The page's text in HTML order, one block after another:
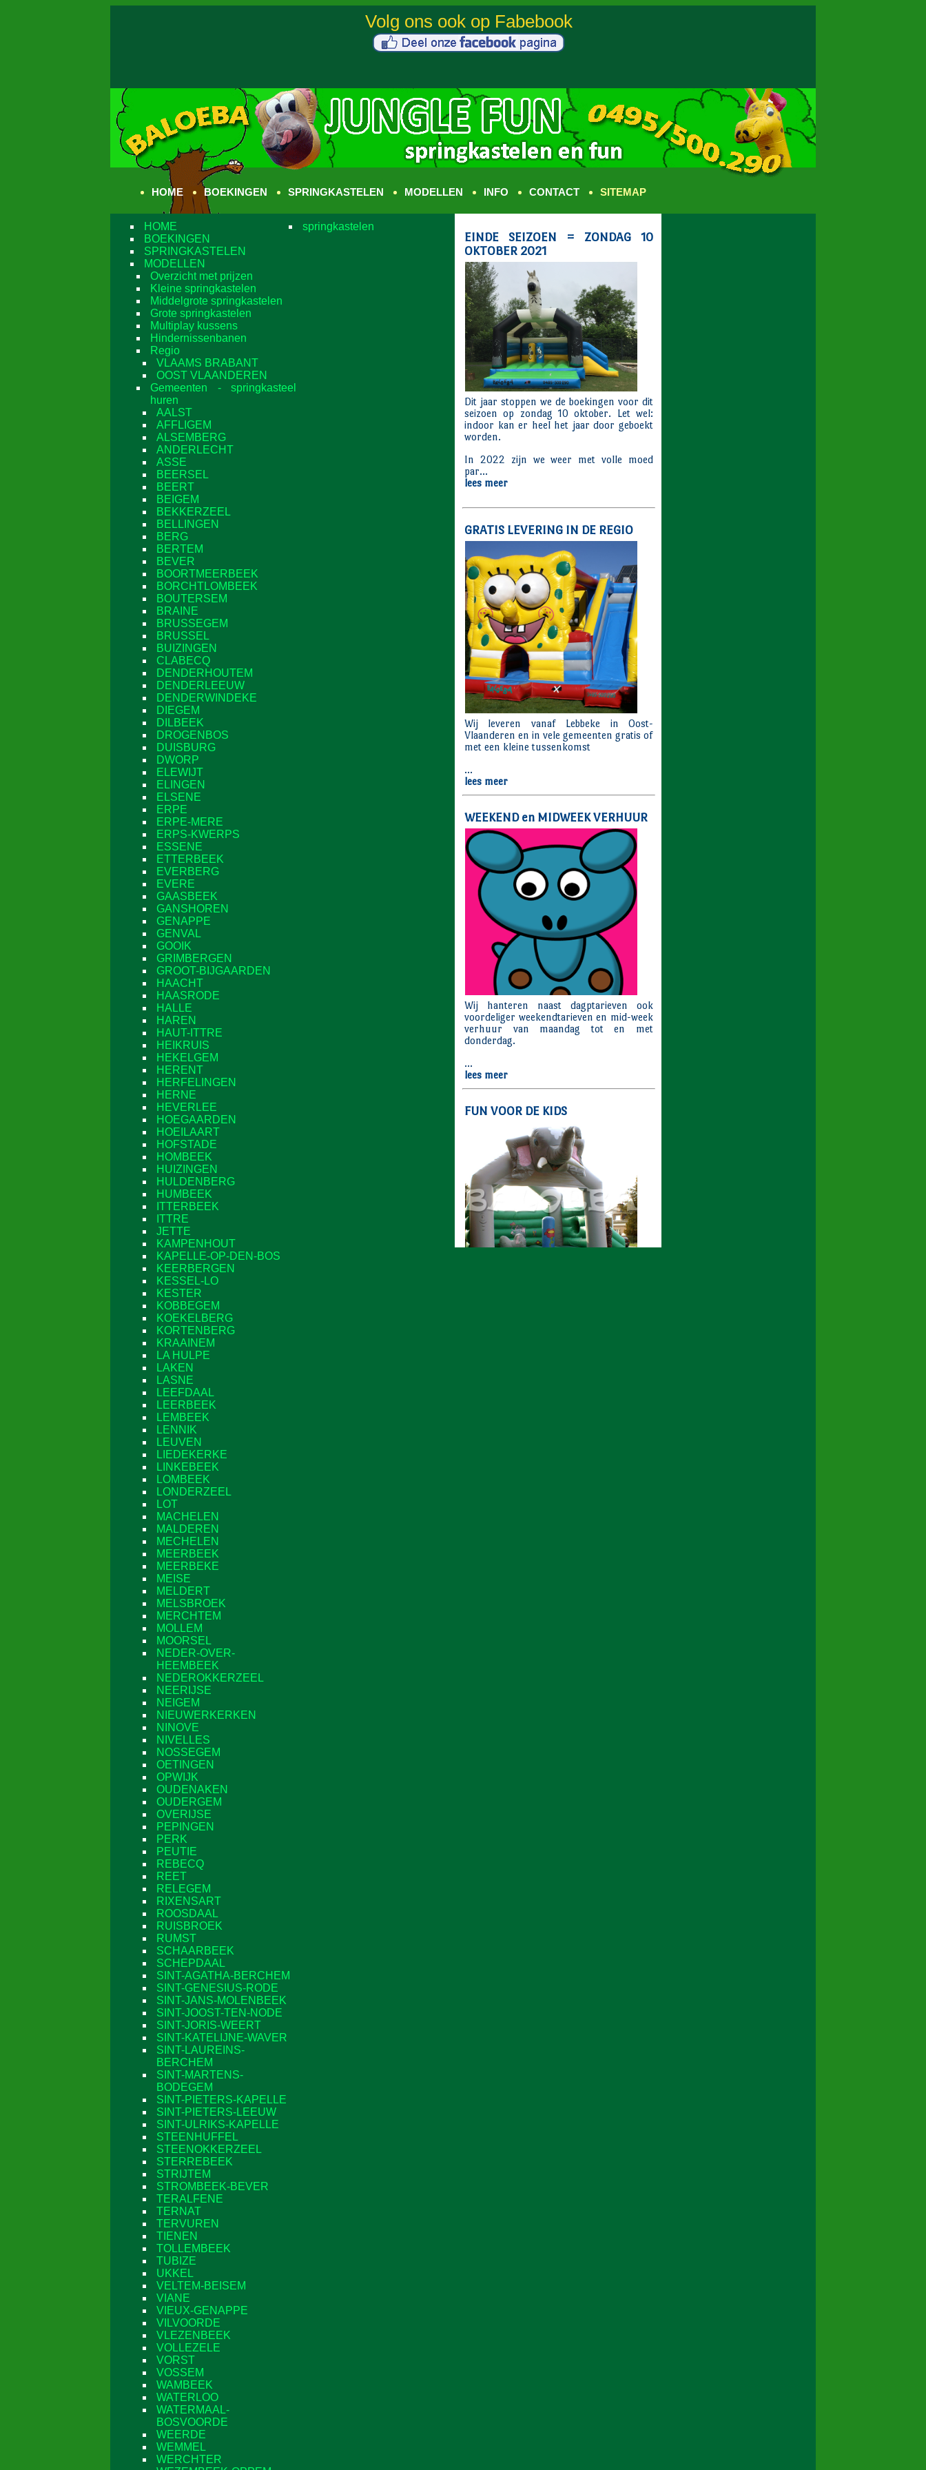
HOME BOEKINGEN SPRINGKASTELEN MODELLEN INFO CONTACT SITEMAP
HOME
BOEKINGEN
SPRINGKASTELEN
MODELLEN
Overzicht met prijzen
Kleine springkastelen
Middelgrote springkastelen
Grote springkastelen
Multiplay kussens
Hindernissenbanen
Regio
VLAAMS BRABANT
OOST VLAANDEREN
Gemeenten - springkasteel
huren
AALST
AFFLIGEM
ALSEMBERG
ANDERLECHT
ASSE
BEERSEL
BEERT
BEIGEM
BEKKERZEEL
BELLINGEN
BERG
BERTEM
BEVER
BOORTMEERBEEK
BORCHTLOMBEEK
BOUTERSEM
BRAINE
BRUSSEGEM
BRUSSEL
BUIZINGEN
CLABECQ
DENDERHOUTEM
DENDERLEEUW
DENDERWINDEKE
DIEGEM
DILBEEK
DROGENBOS
DUISBURG
DWORP
ELEWIJT
ELINGEN
ELSENE
ERPE
ERPE-MERE
ERPS-KWERPS
ESSENE
ETTERBEEK
EVERBERG
EVERE
GAASBEEK
GANSHOREN
GENAPPE
GENVAL
GOOIK
GRIMBERGEN
GROOT-BIJGAARDEN
HAACHT
HAASRODE
HALLE
HAREN
HAUT-ITTRE
HEIKRUIS
HEKELGEM
HERENT
HERFELINGEN
HERNE
HEVERLEE
HOEGAARDEN
HOEILAART
HOFSTADE
HOMBEEK
HUIZINGEN
HULDENBERG
HUMBEEK
ITTERBEEK
ITTRE
JETTE
KAMPENHOUT
KAPELLE-OP-DEN-BOS
KEERBERGEN
KESSEL-LO
KESTER
KOBBEGEM
KOEKELBERG
KORTENBERG
KRAAINEM
LA HULPE
LAKEN
LASNE
LEEFDAAL
LEERBEEK
LEMBEEK
LENNIK
LEUVEN
LIEDEKERKE
LINKEBEEK
LOMBEEK
LONDERZEEL
LOT
MACHELEN
MALDEREN
MECHELEN
MEERBEEK
MEERBEKE
MEISE
MELDERT
MELSBROEK
MERCHTEM
MOLLEM
MOORSEL
NEDER-OVER-
HEEMBEEK
NEDEROKKERZEEL
NEERIJSE
NEIGEM
NIEUWERKERKEN
NINOVE
NIVELLES
NOSSEGEM
OETINGEN
OPWIJK
OUDENAKEN
OUDERGEM
OVERIJSE
PEPINGEN
PERK
PEUTIE
REBECQ
REET
RELEGEM
RIXENSART
ROOSDAAL
RUISBROEK
RUMST
SCHAARBEEK
SCHEPDAAL
SINT-AGATHA-BERCHEM
SINT-GENESIUS-RODE
SINT-JANS-MOLENBEEK
SINT-JOOST-TEN-NODE
SINT-JORIS-WEERT
SINT-KATELIJNE-WAVER
SINT-LAUREINS-
BERCHEM
SINT-MARTENS-
BODEGEM
SINT-PIETERS-KAPELLE
SINT-PIETERS-LEEUW
SINT-ULRIKS-KAPELLE
STEENHUFFEL
STEENOKKERZEEL
STERREBEEK
STRIJTEM
STROMBEEK-BEVER
TERALFENE
TERNAT
TERVUREN
TIENEN
TOLLEMBEEK
TUBIZE
UKKEL
VELTEM-BEISEM
VIANE
VIEUX-GENAPPE
VILVOORDE
VLEZENBEEK
VOLLEZELE
VORST
VOSSEM
WAMBEEK
WATERLOO
WATERMAAL-
BOSVOORDE
WEERDE
WEMMEL
WERCHTER
springkastelen